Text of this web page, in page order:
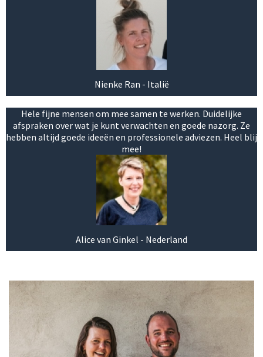
Nienke Ran - Italië
Hele fijne mensen om mee samen te werken. Duidelijke
afspraken over wat je kunt verwachten en goede nazorg. Ze
hebben altijd goede ideeën en professionele adviezen. Heel blij
mee!
Alice van Ginkel - Nederland